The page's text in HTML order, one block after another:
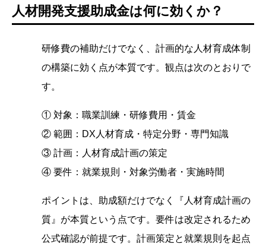
人材開発支援助成金は何に効くか？
研修費の補助だけでなく、計画的な人材育成体制
の構築に効く点が本質です。観点は次のとおりで
す。
① 対象：職業訓練・研修費用・賃金
② 範囲：DX人材育成・特定分野・専門知識
③ 計画：人材育成計画の策定
④ 要件：就業規則・対象労働者・実施時間
ポイントは、助成額だけでなく『人材育成計画の
質』が本質という点です。要件は改定されるため
公式確認が前提です。計画策定と就業規則を起点